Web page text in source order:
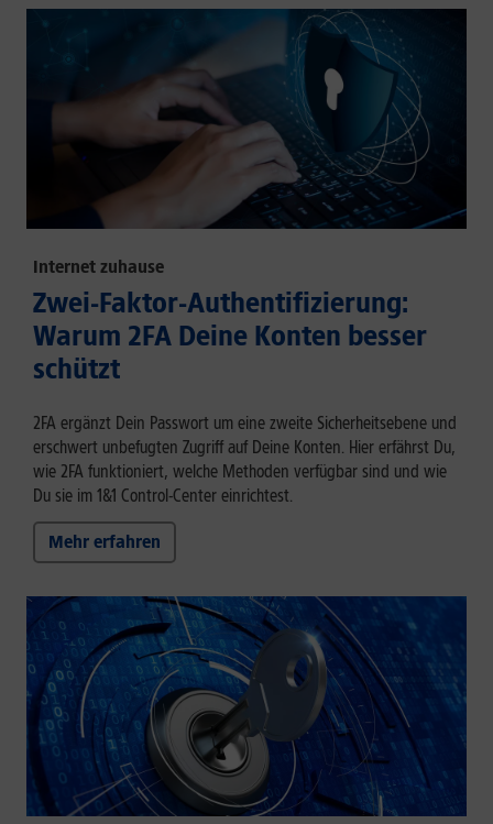
Internet zuhause
Zwei-Faktor-Authentifizierung:
Warum 2FA Deine Konten besser
schützt
2FA ergänzt Dein Passwort um eine zweite Sicherheitsebene und
erschwert unbefugten Zugriff auf Deine Konten. Hier erfährst Du,
wie 2FA funktioniert, welche Methoden verfügbar sind und wie
Du sie im 1&1 Control-Center einrichtest.
Mehr erfahren